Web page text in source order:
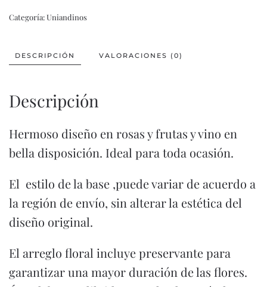
Categoría:Uniandinos
DESCRIPCIÓN VALORACIONES (0)
Descripción
Hermoso diseño en rosas y frutas y vino en
bella disposición. Ideal para toda ocasión.
El estilo de la base ,puede variar de acuerdo a
la región de envío, sin alterar la estética del
diseño original.
El arreglo floral incluye preservante para
garantizar una mayor duración de las flores.